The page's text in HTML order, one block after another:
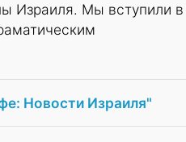
Израиля. Мы вступили в
Новости Израиля"